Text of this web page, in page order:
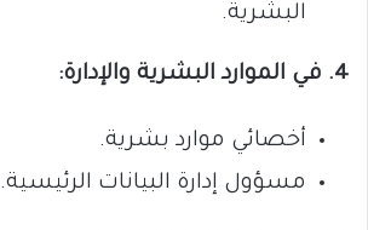
البشرية.
4. في الموارد البشرية والإدارة:
أخصائي موارد بشرية.
مسؤول إدارة البيانات الرئيسية.